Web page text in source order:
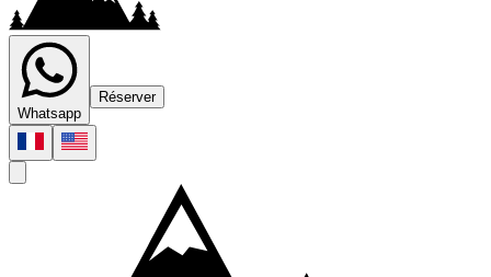
Whatsapp
Réserver